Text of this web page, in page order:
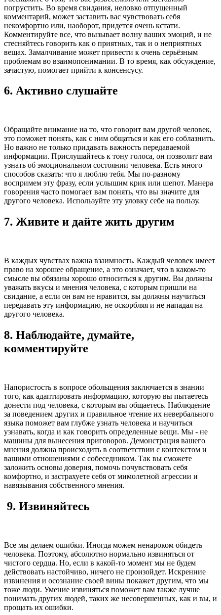
погрустить. Во время свидания, неловко отпущенный
комментарий, может заставить вас чувствовать себя
некомфортно или, наоборот, придется очень кстати.
Комментируйте все, что вызывает волну ваших эмоций, и не
стесняйтесь говорить как о приятных, так и о неприятных
вещах. Замалчивание может привести к очень серьёзным
проблемам во взаимопонимании. В то время, как обсуждение,
зачастую, помогает прийти к консенсусу.
6. Активно слушайте
Обращайте внимание на то, что говорит вам другой человек,
это поможет понять, как с ним общаться и как его соблазнить.
Но важно не только придавать важность передаваемой
информации. Прислушайтесь к тону голоса, он позволит вам
узнать об эмоциональном состоянии человека. Есть много
способов сказать: что я люблю тебя. Мы по-разному
воспримем эту фразу, если услышим крик или шепот. Манера
говорения часто помогает вам понять, что вы значите для
другого человека. Используйте эту уловку себе на пользу.
7. Живите и дайте жить другим
В каждых чувствах важна взаимность. Каждый человек имеет
право на хорошее обращение, а это означает, что в каком-то
смысле вы обязаны хорошо относиться к другим. Вы должны
уважать вкусы и мнения человека, с которым пришли на
свидание, а если он вам не нравится, вы должны научиться
передавать эту информацию, не оскорбляя и не нападая на
другого человека.
8. Наблюдайте, думайте,
комментируйте
Напористость в вопросе обольщения заключается в знании
того, как адаптировать информацию, которую вы пытаетесь
донести под человека, с которым вы общаетесь. Наблюдение
за поведением других и правильное чтение их невербального
языка поможет вам глубже узнать человека и научиться
узнавать, когда и как говорить определенные вещи. Мы - не
машины для вынесения приговоров. Демонстрация вашего
мнения должна происходить в соответствии с контекстом и
вашими отношениями с собеседником. Так вы сможете
заложить основы доверия, помочь почувствовать себя
комфортно, и застрахуете себя от мимолетной агрессии и
навязывания собственного мнения.
9. Извиняйтесь
Все мы делаем ошибки. Иногда можем ненароком обидеть
человека. Поэтому, абсолютно нормально извиняться от
чистого сердца. Но, если в какой-то момент мы не будем
действовать настойчиво, ничего не произойдет. Искренние
извинения и осознание своей вины покажет другим, что мы
тоже люди. Умение извиняться поможет вам также лучше
понимать других людей, таких же несовершенных, как и вы, и
прощать их ошибки.